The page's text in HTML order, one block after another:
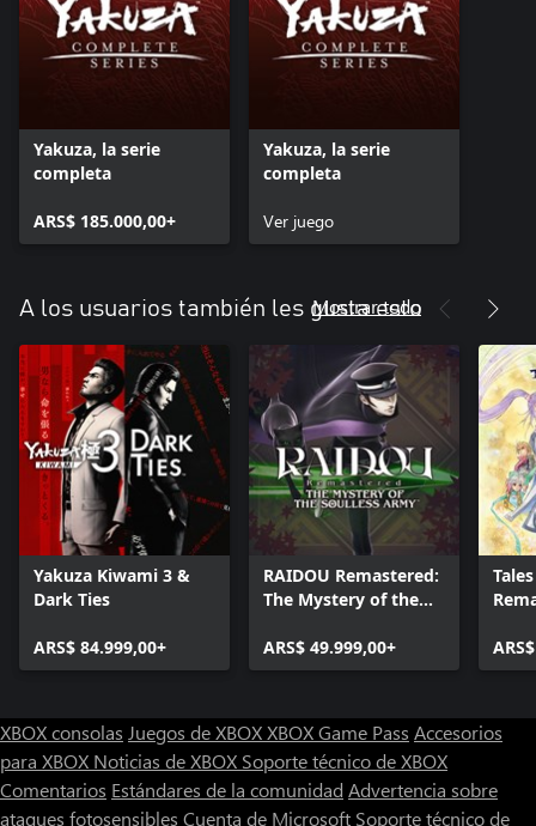
Yakuza, la serie
completa
ARS$ 185.000,00+
Yakuza, la serie
completa
Ver juego
A los usuarios también les gusta esto
Mostrar todo
Yakuza Kiwami 3 &
Dark Ties
ARS$ 84.999,00+
RAIDOU Remastered:
The Mystery of the
ARS$ 49.999,00+
XBOX consolas Juegos de XBOXXBOX Game Pass Accesorios
para XBOX Noticias de XBOX Soporte técnico de XBOX
Comentarios Estándares de la comunidad Advertencia sobre
ataques fotosensibles Cuenta de Microsoft Soporte técnico de